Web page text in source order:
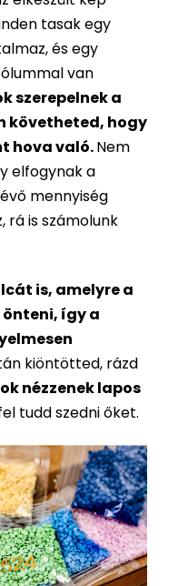
tasak egy
és egy
van
szerepelnek a
követheted, hogy
hova való.Nem
elfogynak a
mennyiség
rá is számolunk
is, amelyre a
így a
kiöntötted, rázd
nézzenek lapos
tudd szedni őket.